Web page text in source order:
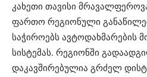
კახეთი თავისი
ფართო რეგიონული
საჭიროებს ავტოდახმარების
სისტემას. რეგიონში
დაკავშირებულია გრძელ